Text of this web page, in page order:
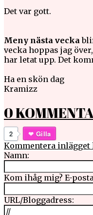
Det var gott.
Meny nästa vecka
vecka hoppas jag
har letat upp. Det
Ha en skön dag
Kramizz
0
2 Gilla
Kommentera inlägget
Namn:
Kom ihåg mig? E-
URL/Bloggadress: